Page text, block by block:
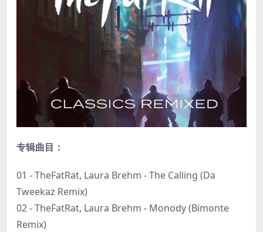
专辑曲目：
01 - TheFatRat, Laura Brehm - The Calling (Da
Tweekaz Remix)
02 - TheFatRat, Laura Brehm - Monody (Bimonte
Remix)